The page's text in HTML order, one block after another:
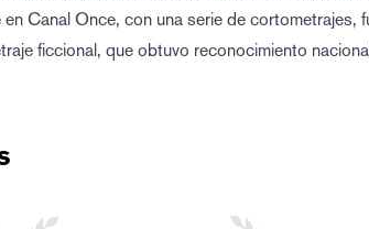
Canal Once, con una serie de cortometrajes,
ficcional, que obtuvo reconocimiento